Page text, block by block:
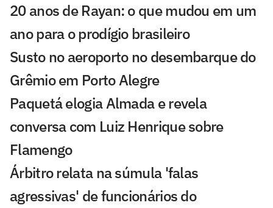
20 anos de Rayan: o que mudou em um
ano para o prodígio brasileiro
Susto no aeroporto no desembarque do
Grêmio em Porto Alegre
Paquetá elogia Almada e revela
conversa com Luiz Henrique sobre
Flamengo
Árbitro relata na súmula 'falas
agressivas' de funcionários do